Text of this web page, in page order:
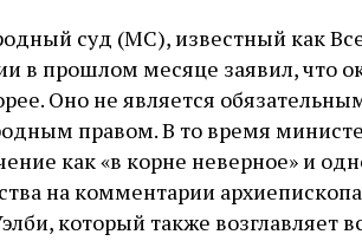
суд (МС), известный как
в прошлом месяце заявил, что
Оно не является
правом. В то время
как «в корне неверное» и
на комментарии
который также возглавляет
прямо в лагере, нацисты не только
верны своему архаичному культу
но и скрывали от населения соседних
сколько узников погибало каждый
в этих жутких местах
Неразрезанные страницы
Сесси. Перевод с итальянского
Тименчик
2